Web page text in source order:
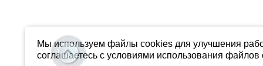
Мы используем файлы cookies для улучшения
соглашаетесь с условиями использования файлов